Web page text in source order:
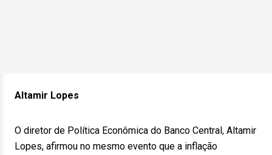
Altamir Lopes
O diretor de Política Econômica do Banco Central, Altamir
Lopes, afirmou no mesmo evento que a inflação